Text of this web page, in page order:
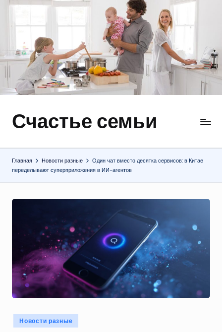
содержимому
Счастье семьи
Быт,
отношения
Главная Новости разные
Один чат вместо десятка сервисов: в Китае
переделывают суперприложения в ИИ-агентов
Опубликовано
в
Новости разные